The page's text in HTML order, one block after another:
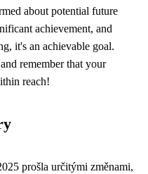
about potential future
achievement, and
it's an achievable goal.
remember that your
reach!
prošla určitými změnami,